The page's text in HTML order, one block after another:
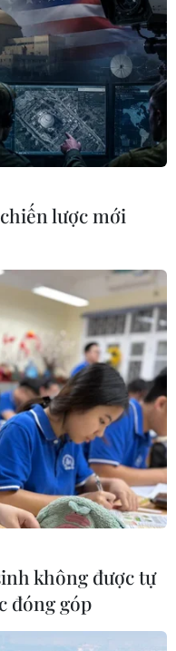
lược mới
không được tự
đóng góp